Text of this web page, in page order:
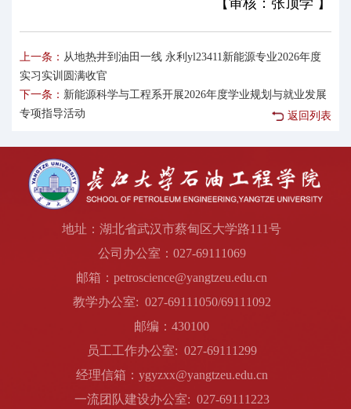
【审核：张顶学 】
上一条： 从地热井到油田一线 永利yl23411新能源专业2026年度
实习实训圆满收官
下一条： 新能源科学与工程系开展2026年度学业规划与就业发展
专项指导活动
返回列表
地址：湖北省武汉市蔡甸区大学路111号
公司办公室：027-69111069
邮箱：petroscience@yangtzeu.edu.cn
教学办公室: 027-69111050/69111092
邮编：430100
员工工作办公室: 027-69111299
经理信箱：ygyzxx@yangtzeu.edu.cn
一流团队建设办公室: 027-69111223